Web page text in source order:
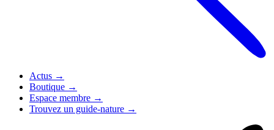
Actus →
Boutique →
Espace membre →
Trouvez un guide-nature →